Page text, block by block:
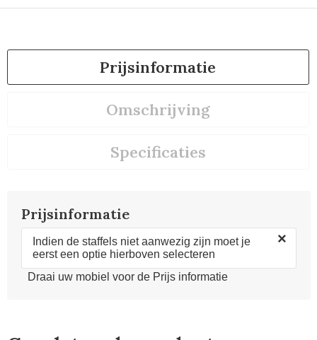
Prijsinformatie
Omschrijving
Specificaties
Prijsinformatie
Indien de staffels niet aanwezig zijn moet je
eerst een optie hierboven selecteren
×
Draai uw mobiel voor de Prijs informatie